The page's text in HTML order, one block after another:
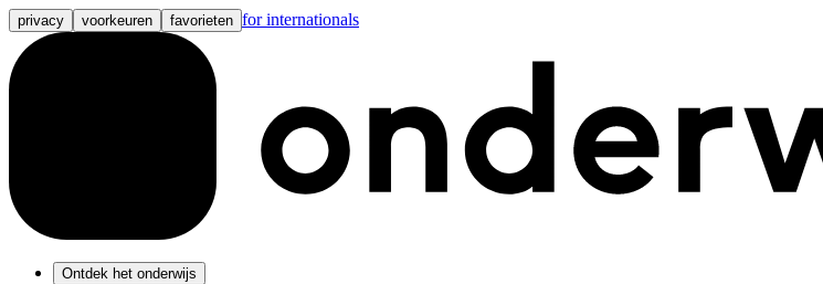
privacy voorkeuren favorieten for internationals
Ontdek het onderwijs